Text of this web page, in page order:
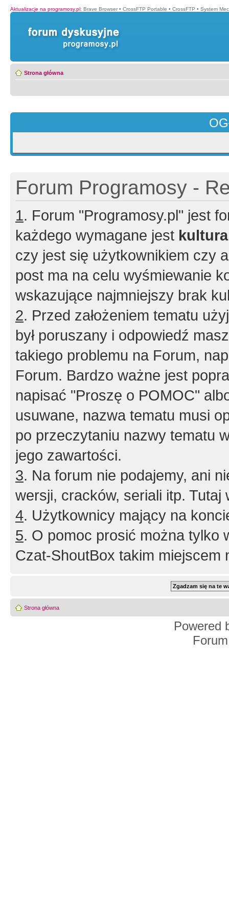
Aktualizacje na programosy.pl: Brave Browser • CrossFTP Portable • CrossFTP • System
Strona główna
Forum Programosy -
1. Forum "Programosy.pl" jest
każdego wymagane jest
czy jest się użytkownikiem czy
post ma na celu wyśmiewanie
wskazujące najmniejszy brak
2. Przed założeniem tematu
był poruszany i odpowiedź
takiego problemu na Forum,
Forum. Bardzo ważne jest
napisać "Proszę o POMOC"
usuwane, nazwa tematu musi
po przeczytaniu nazwy tematu
jego zawartości.
3. Na forum nie podajemy, ani
wersji, cracków, seriali itp. Tutaj
4. Użytkownicy mający na
5. O pomoc prosić można tylko
Czat-ShoutBox takim miejscem
Strona główna
Powered